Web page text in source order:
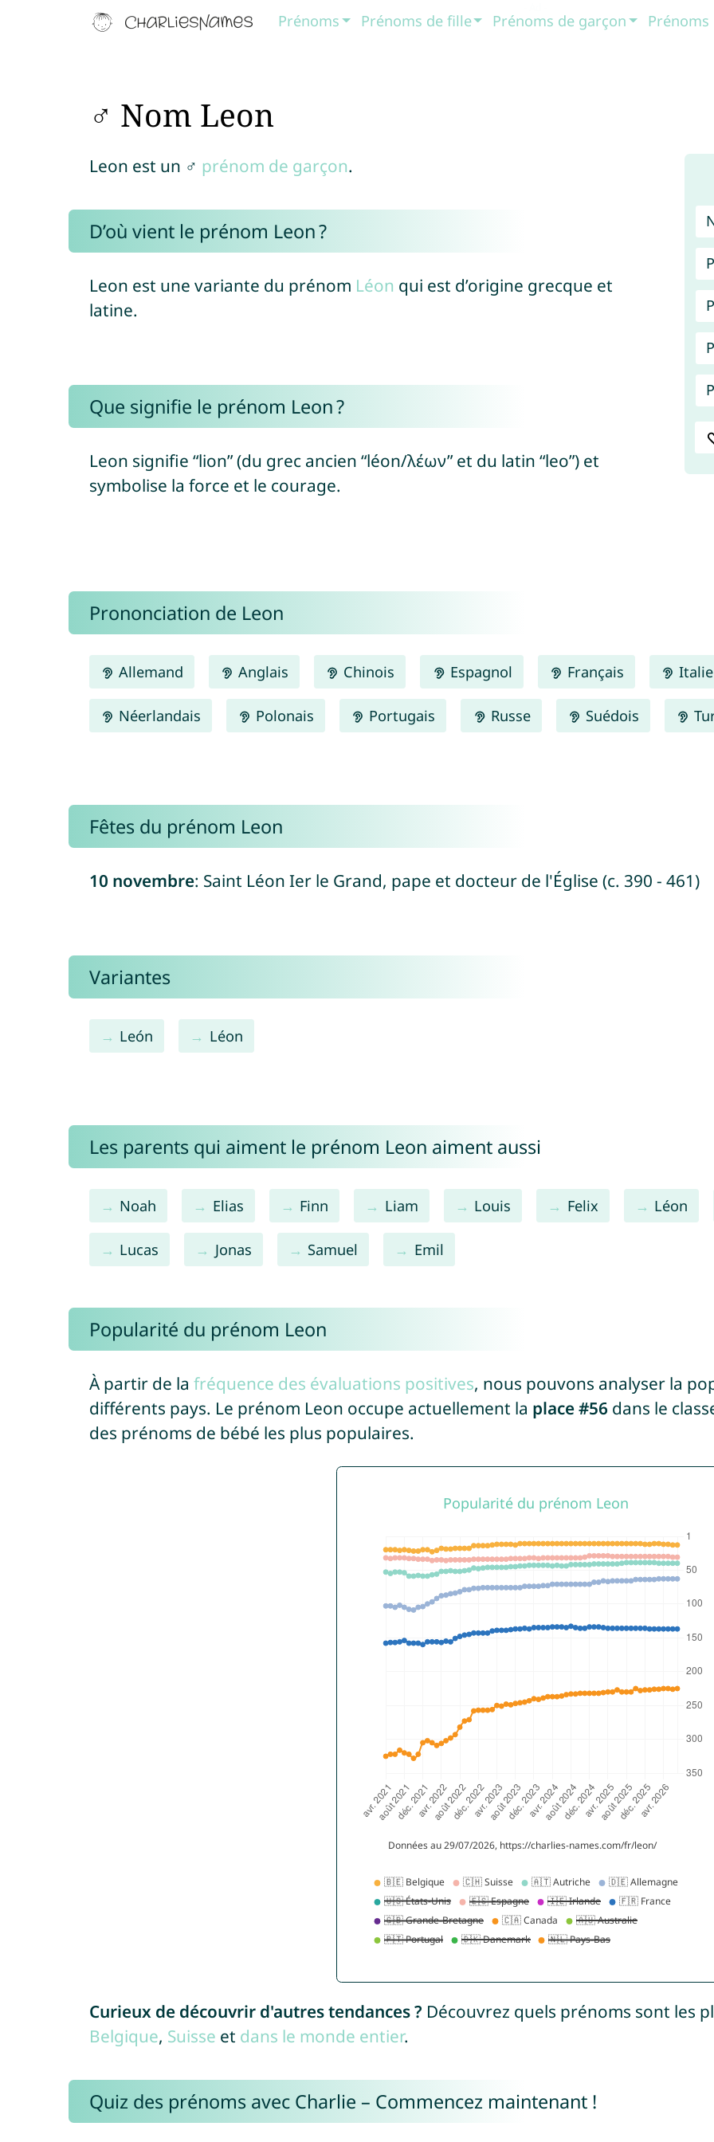
Prénoms Prénoms de fille Prénoms de garçon
♂ Nom Leon
Leon est un ♂ prénom de garçon.
D’où vient le prénom Leon ?
Leon est une variante du prénom Léon qui est d’origine grecque et
latine.
Que signifie le prénom Leon ?
Leon signifie “lion” (du grec ancien “léon/λέων” et du latin “leo”) et
symbolise la force et le courage.
Prononciation de Leon
Allemand Anglais Chinois Espagnol Français
Néerlandais Polonais Portugais Russe Suédois
Fêtes du prénom Leon
10 novembre: Saint Léon Ier le Grand, pape et docteur de l'Église (c. 390 - 461)
Variantes
León Léon
Les parents qui aiment le prénom Leon aiment aussi
Noah Elias Finn Liam Louis Felix Léon
Lucas Jonas Samuel Emil
Popularité du prénom Leon
À partir de la fréquence des évaluations positives, nous pouvons analyser la
différents pays. Le prénom Leon occupe actuellement la place #56 dans le
des prénoms de bébé les plus populaires.
Curieux de découvrir d'autres tendances ? Découvrez quels prénoms sont les
Belgique, Suisse et dans le monde entier.
Quiz des prénoms avec Charlie – Commencez maintenant !